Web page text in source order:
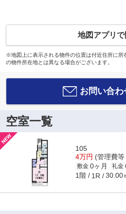
地図アプリで
※地図上に表示される物件の位置は付近住所に所
の物件所在地とは異なる場合がございます。
お問い合わ
空室一覧
105
4万円 (管理費
敷金 0ヶ月 礼金
1階 1R 30.00